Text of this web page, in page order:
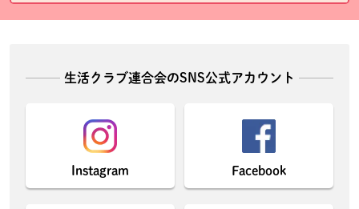
生活クラブ連合会のSNS公式アカウント
Instagram Facebook